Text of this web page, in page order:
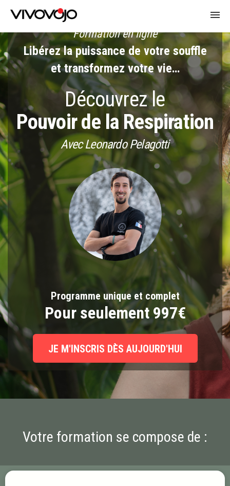
FORMATION
PROGRAMME
Formation en ligne
Libérez la puissance de votre souffle
et transformez votre vie…
Découvrez le
Pouvoir de la Respiration
Avec Leonardo Pelagotti
Programme unique et complet
Pour seulement 997€
JE M'INSCRIS DÈS AUJOURD'HUI
Votre formation se compose de :